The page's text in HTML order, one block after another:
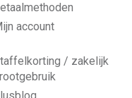
account
/ zakelijk